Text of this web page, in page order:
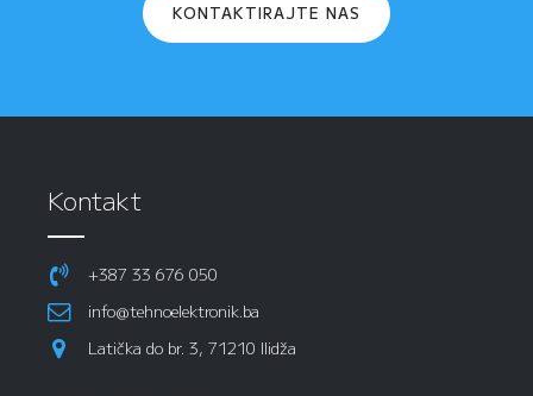
KONTAKTIRAJTE NAS
Kontakt
+387 33 676 050
info@tehnoelektronik.ba
Latička do br. 3, 71210 Ilidža